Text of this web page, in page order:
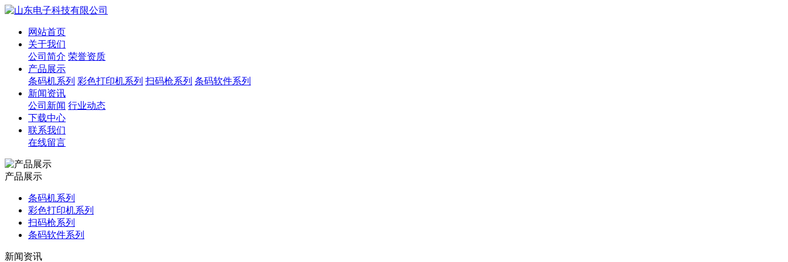
网站首页
关于我们
公司简介 荣誉资质
产品展示
条码机系列 彩色打印机系列 扫码枪系列 条码软件系列
新闻资讯
公司新闻 行业动态
下载中心
联系我们
在线留言
产品展示
条码机系列
彩色打印机系列
扫码枪系列
条码软件系列
新闻资讯